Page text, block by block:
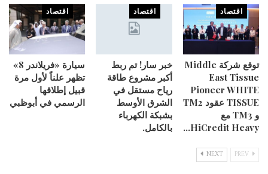
اقتصاد
توقع شركة Middle
East Tissue
Pioneer WHITE
TISSUE عقود TM2
و TM3 مع
HiCredit Heavy…
اقتصاد
خبر سار! تم ربط
أكبر مشروع طاقة
رياح مستقل في
الشرق الأوسط
بشبكة الكهرباء
بالكامل.
اقتصاد
سيارة «فريلاندر 8»
تظهر علناً لأول مرة
قبيل إطلاقها
الرسمي في أبوظبي
NEXT